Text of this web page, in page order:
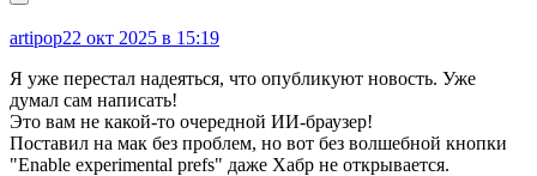
artipop22 окт 2025 в 15:19
Я уже перестал надеяться, что опубликуют новость. Уже
думал сам написать!
Это вам не какой-то очередной ИИ-браузер!
Поставил на мак без проблем, но вот без волшебной кнопки
"Enable experimental prefs" даже Хабр не открывается.